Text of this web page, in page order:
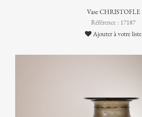
Vase CHRISTOFLE
Référence : 17187
Ajouter à votre liste